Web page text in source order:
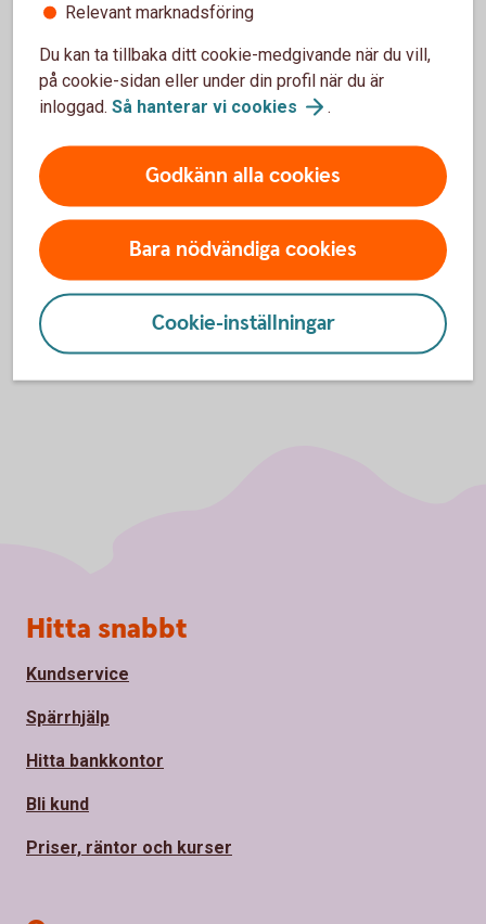
Programuppdatering av
telefon och surfplatta
För att appen ska fungera behöver du ha en
uppdaterad version av operativsystemet i din mobil
eller surfplatta.
Uppdateraoperativsystem
Relevant marknadsföring
Du kan ta tillbaka ditt cookie-medgivande när du vill,
på cookie-sidan eller under din profil när du är
inloggad. Så hanterar vi cookies .
Godkänn alla cookies
Bara nödvändiga cookies
Cookie-inställningar
Sidfot
Hitta snabbt
Kundservice
Spärrhjälp
Hitta bankkontor
Bli kund
Priser, räntor och kurser